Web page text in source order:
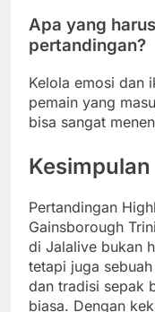
Apa yang
pertandingan?
Kelola emosi dan
pemain yang
bisa sangat
Kesimpulan
Pertandingan
Gainsborough
di Jalalive bukan
tetapi juga
dan tradisi sepak
biasa. Dengan